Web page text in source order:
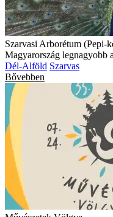
Szarvasi Arborétum (Pepi-
Magyarország legnagyobb
Dél-Alföld Szarvas
Bővebben